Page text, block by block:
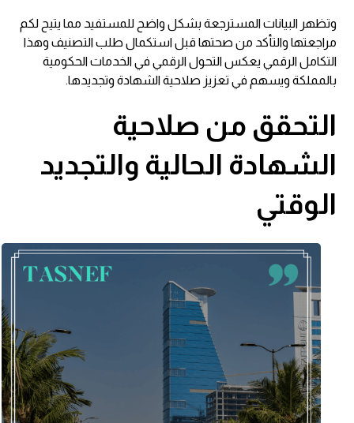
وتظهر البيانات المسترجعة بشكل واضح للمستفيد مما يتيح لكم
مراجعتها والتأكد من صحتها قبل استكمال طلب التصنيف وهذا
التكامل الرقمي يعكس التحول الرقمي في الخدمات الحكومية
بالمملكة ويسهم في تعزيز صلاحية الشهادة وتجديدها.
التحقق من صلاحية
الشهادة الحالية والتجديد
الوقتي